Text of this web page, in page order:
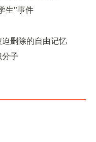
生”事件
删除的自由记忆
子